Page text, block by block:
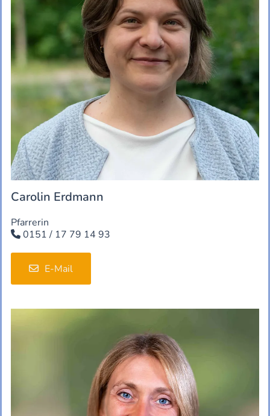
Carolin Erdmann
Pfarrerin
 0151 / 17 79 14 93
E-Mail